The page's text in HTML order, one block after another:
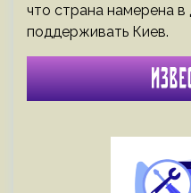
что страна намерена
поддерживать Киев.